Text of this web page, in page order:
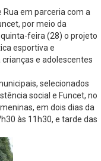
em parceria com a
por meio da
feira (28) o projeto
esportiva e
e adolescentes
selecionados
social e Funcet, no
em dois dias da
às 11h30, e tarde das